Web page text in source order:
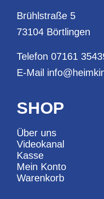
Brühlstraße 5
73104 Börtlingen
Telefon 07161
E-Mail
SHOP
Über uns
Videokanal
Kasse
Mein Konto
Warenkorb